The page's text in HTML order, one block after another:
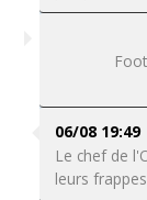
06/08 19:49
Le chef de
leurs